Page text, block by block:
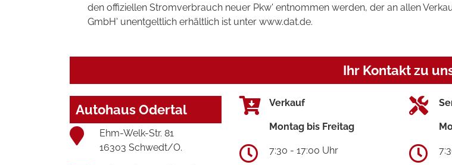
den offiziellen Stromverbrauch neuer Pkw' entnommen werden, der an allen
GmbH' unentgeltlich erhältlich ist unter www.dat.de.
Ihr Kontakt zu
Autohaus Odertal
Ehm-Welk-Str. 81
16303 Schwedt/O.
Verkauf
Montag bis Freitag
7:30 - 17:00 Uhr